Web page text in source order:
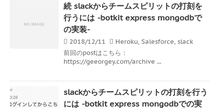
続 slackからチームスピリットの打刻を
行うには -botkit express mongodbで
の実装-
2018/12/11 Heroku, Salesforce, slack
前回のpostはこちら：
https://geeorgey.com/archive ...
slackからチームスピリットの打刻を行う
には -botkit express mongodbでの実